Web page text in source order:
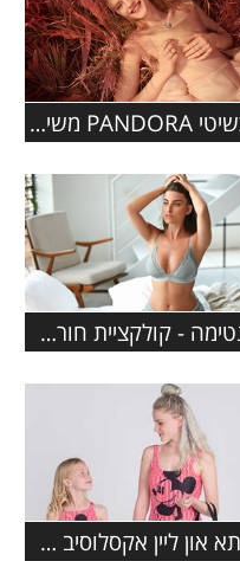
תכשיטי PANDORA משיקים קולקציית סתיו 2019
אינטימה - קולקציית חורף 2019-2020
דלתא און ליין אקסלוסיב משיקים את קולקציית ה'פמלי' החדשה בגדי